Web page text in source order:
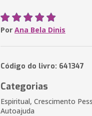
Por Ana Bela Dinis
Código do livro: 641347
Categorias
Espiritual, Crescimento
Autoajuda